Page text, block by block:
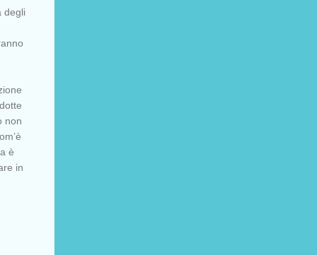
degli
non
è
in